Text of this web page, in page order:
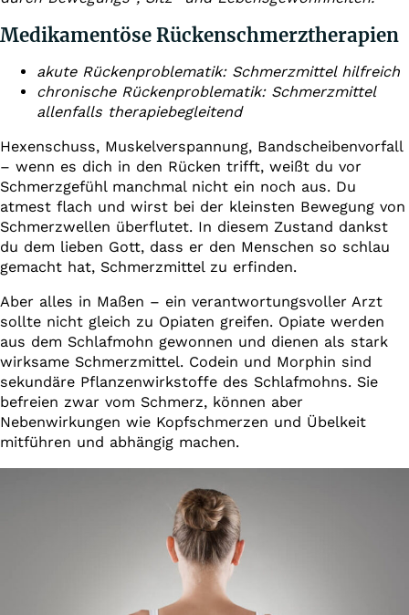
Medikamentöse Rückenschmerztherapien
akute Rückenproblematik: Schmerzmittel hilfreich
chronische Rückenproblematik: Schmerzmittel
allenfalls therapiebegleitend
Hexenschuss, Muskelverspannung, Bandscheibenvorfall
– wenn es dich in den Rücken trifft, weißt du vor
Schmerzgefühl manchmal nicht ein noch aus. Du
atmest flach und wirst bei der kleinsten Bewegung von
Schmerzwellen überflutet. In diesem Zustand dankst
du dem lieben Gott, dass er den Menschen so schlau
gemacht hat, Schmerzmittel zu erfinden.
Aber alles in Maßen – ein verantwortungsvoller Arzt
sollte nicht gleich zu Opiaten greifen. Opiate werden
aus dem Schlafmohn gewonnen und dienen als stark
wirksame Schmerzmittel. Codein und Morphin sind
sekundäre Pflanzenwirkstoffe des Schlafmohns. Sie
befreien zwar vom Schmerz, können aber
Nebenwirkungen wie Kopfschmerzen und Übelkeit
mitführen und abhängig machen.